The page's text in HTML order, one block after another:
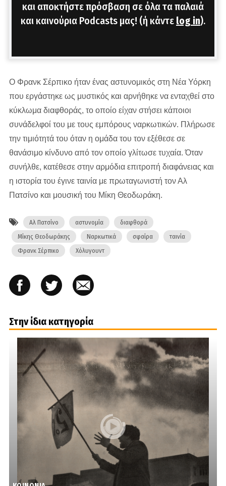
και αποκτήστε πρόσβαση σε όλα τα παλαιά
και καινούρια Podcasts μας! (ή κάντε log in).
Ο Φρανκ Σέρπικο ήταν ένας αστυνομικός στη Νέα Υόρκη
που εργάστηκε ως μυστικός και αρνήθηκε να ενταχθεί στο
κύκλωμα διαφθοράς, το οποίο είχαν στήσει κάποιοι
συνάδελφοί του με τους εμπόρους ναρκωτικών. Πλήρωσε
την τιμιότητά του όταν η ομάδα του τον εξέθεσε σε
θανάσιμο κίνδυνο από τον οποίο γλίτωσε τυχαία. Όταν
συνήλθε, κατέθεσε στην αρμόδια επιτροπή διαφάνειας και
η ιστορία του έγινε ταινία με πρωταγωνιστή τον Αλ
Πατσίνο και μουσική του Μίκη Θεοδωράκη.
Αλ Πατσίνο αστυνομία
διαφθορά
Μίκης Θεοδωράκης
Ναρκωτικά σφαίρα
ταινία
Φρανκ Σέρπικο
Χόλυγουντ
Στην ίδια κατηγορία